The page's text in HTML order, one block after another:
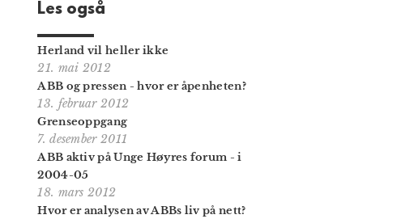
Les også
Herland vil heller ikke
21. mai 2012
ABB og pressen - hvor er åpenheten?
13. februar 2012
Grenseoppgang
7. desember 2011
ABB aktiv på Unge Høyres forum - i
2004-05
18. mars 2012
Hvor er analysen av ABBs liv på nett?